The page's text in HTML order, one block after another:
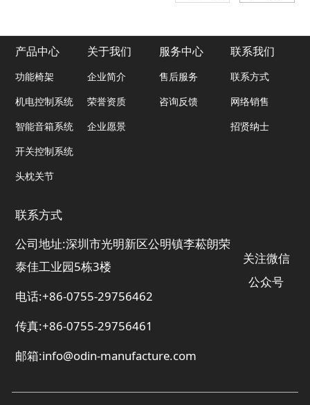
产品中心
功能椅架
机电控制系统
智能音箱系统
开关控制系统
头枕关节
关于我们
企业简介
荣誉资质
企业愿景
服务中心
售后服务
咨询反馈
联系我们
联系方式
网络销售
招贤纳士
联系方式
公司地址:深圳市光明新区公明镇李菘朗荣
泰佳工业园5栋3楼
电话:+86-0755-29756462
传真:+86-0755-29756461
邮箱:info@odin-manufacture.com
关注微信
公众号